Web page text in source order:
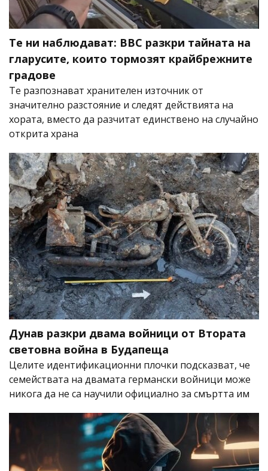
Те ни наблюдават: BBC разкри тайната на
гларусите, които тормозят крайбрежните
градове
Те разпознават хранителен източник от
значително разстояние и следят действията на
хората, вместо да разчитат единствено на случайно
открита храна
Дунав разкри двама войници от Втората
световна война в Будапеща
Целите идентификационни плочки подсказват, че
семействата на двамата германски войници може
никога да не са научили официално за смъртта им